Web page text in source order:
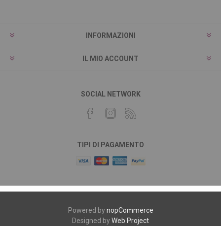
INFORMAZIONI
IL MIO ACCOUNT
SOCIAL NETWORK
TIPI DI PAGAMENTO
Powered bynopCommerce
Designed byWeb Project